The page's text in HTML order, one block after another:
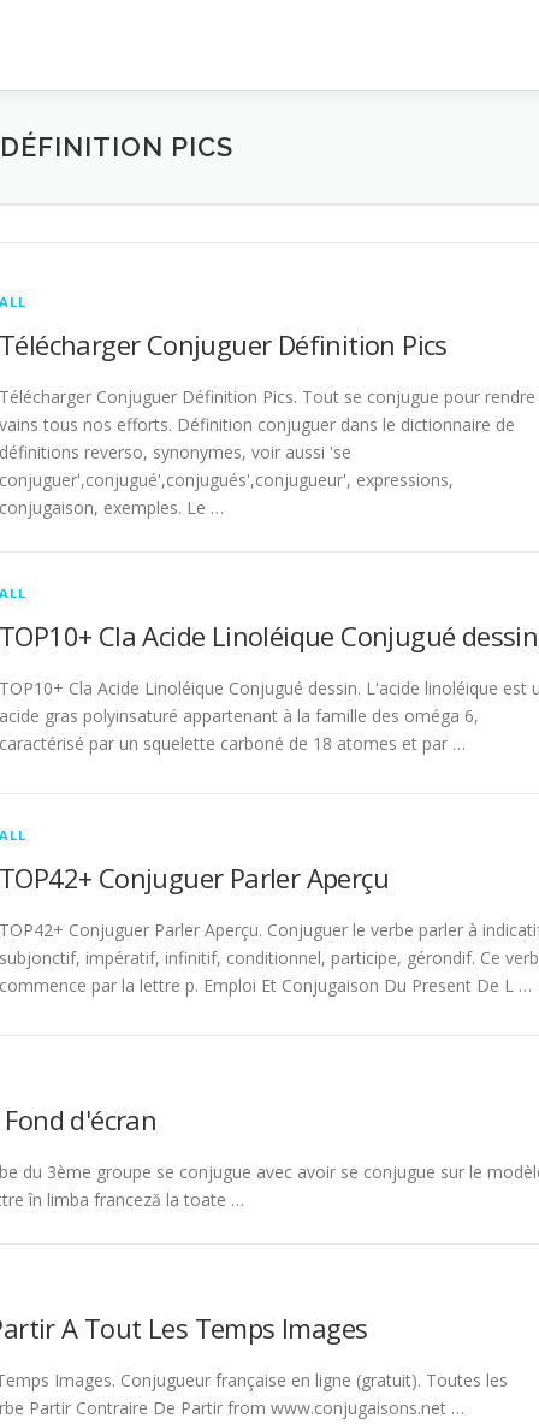
PICS
ALL
Télécharger Conjuguer Définition Pics
Télécharger Conjuguer Définition Pics. Tout se conjugue pour rendre
vains tous nos efforts. Définition conjuguer dans le dictionnaire de
définitions reverso, synonymes, voir aussi 'se
conjuguer',conjugué',conjugués',conjugueur', expressions,
conjugaison, exemples. Le …
ALL
TOP10+ Cla Acide Linoléique Conjugué dessin
TOP10+ Cla Acide Linoléique Conjugué dessin. L'acide linoléique est
acide gras polyinsaturé appartenant à la famille des oméga 6,
caractérisé par un squelette carboné de 18 atomes et par …
ALL
TOP42+ Conjuguer Parler Aperçu
TOP42+ Conjuguer Parler Aperçu. Conjuguer le verbe parler à
subjonctif, impératif, infinitif, conditionnel, participe, gérondif. Ce
commence par la lettre p. Emploi Et Conjugaison Du Present De L …
d'écran
du 3ème groupe se conjugue avec avoir se conjugue sur le
în limba franceză la toate …
A Tout Les Temps Images
Images. Conjugueur française en ligne (gratuit). Toutes les
Partir Contraire De Partir from www.conjugaisons.net …